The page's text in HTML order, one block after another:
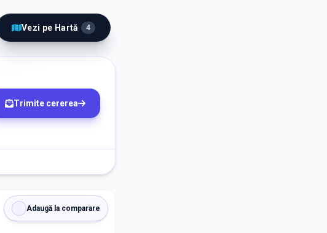
Vezi pe Hartă 4
Trimite cererea
Adaugă la comparare